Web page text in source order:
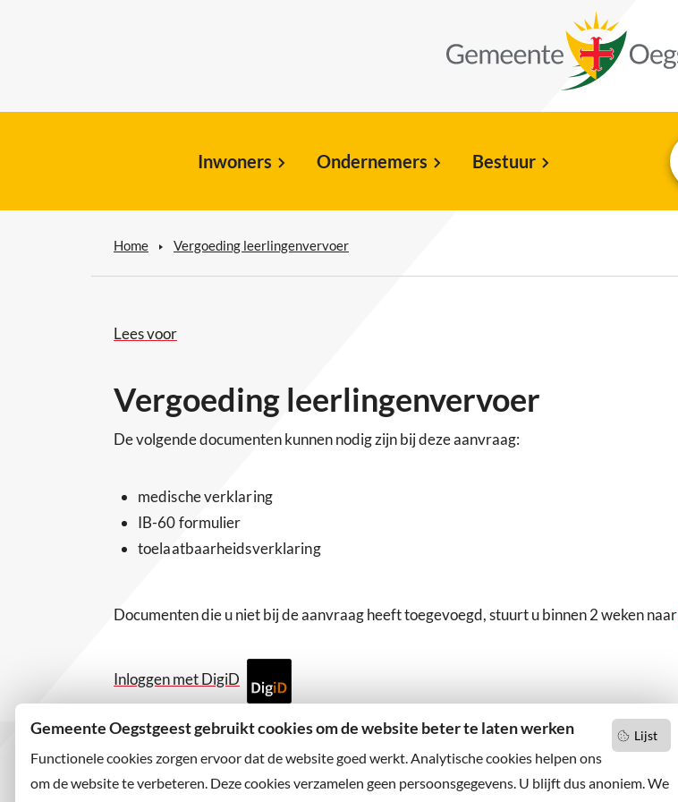
Lijst
Gemeente Oegstgeest gebruikt cookies om de website beter te laten werken
Functionele cookies zorgen ervoor dat de website goed werkt. Analytische cookies helpen ons
om de website te verbeteren. Deze cookies verzamelen geen persoonsgegevens. U blijft dus anoniem. We
Inwoners Ondernemers Bestuur
Home Vergoeding leerlingenvervoer
Lees voor
Vergoeding leerlingenvervoer
De volgende documenten kunnen nodig zijn bij deze aanvraag:
medische verklaring
IB-60 formulier
toelaatbaarheidsverklaring
Documenten die u niet bij de aanvraag heeft toegevoegd, stuurt u binnen 2 weken naar
Inloggen met DigiD